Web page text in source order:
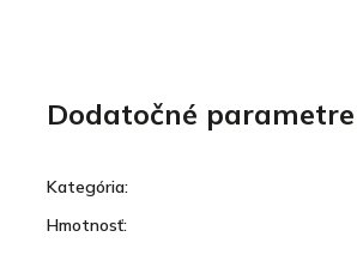
Dodatočné parametre
Kategória:
Hmotnosť: